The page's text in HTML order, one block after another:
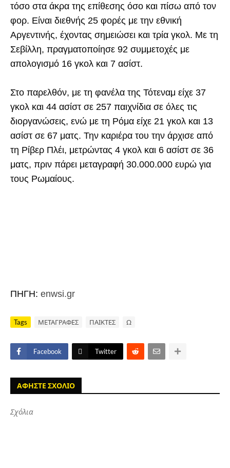
τόσο στα άκρα της επίθεσης όσο και πίσω από τον
φορ. Είναι διεθνής 25 φορές με την εθνική
Αργεντινής, έχοντας σημειώσει και τρία γκολ. Με τη
Σεβίλλη, πραγματοποίησε 92 συμμετοχές με
απολογισμό 16 γκολ και 7 ασίστ.
Στο παρελθόν, με τη φανέλα της Τότεναμ είχε 37
γκολ και 44 ασίστ σε 257 παιχνίδια σε όλες τις
διοργανώσεις, ενώ με τη Ρόμα είχε 21 γκολ και 13
ασίστ σε 67 ματς. Την καριέρα του την άρχισε από
τη Ρίβερ Πλέι, μετρώντας 4 γκολ και 6 ασίστ σε 36
ματς, πριν πάρει μεταγραφή 30.000.000 ευρώ για
τους Ρωμαίους.
ΠΗΓΗ: enwsi.gr
Tags ΜΕΤΑΓΡΑΦΕΣ ΠΑΙΚΤΕΣ Ω
Facebook Twitter
ΑΦΗΣΤΕ ΣΧΟΛΙΟ
Σχόλια